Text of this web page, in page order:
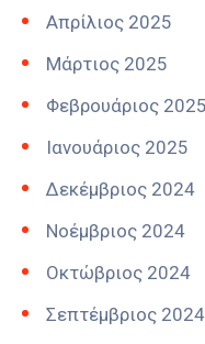
Απρίλιος 2025
Μάρτιος 2025
Φεβρουάριος 2025
Ιανουάριος 2025
Δεκέμβριος 2024
Νοέμβριος 2024
Οκτώβριος 2024
Σεπτέμβριος 2024